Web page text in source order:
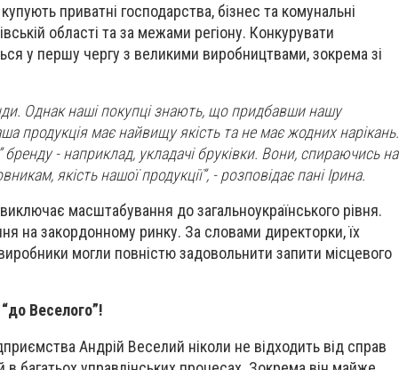
приватні господарства, бізнес та комунальні
області та за межами регіону. Конкурувати
у першу чергу з великими виробництвами, зокрема зі
Однак наші покупці знають, що придбавши нашу
продукція має найвищу якість та не має жодних нарікань.
бренду - наприклад, укладачі бруківки. Вони, спираючись на
якість нашої продукції”, - розповідає пані Ірина.
масштабування до загальноукраїнського рівня.
на закордонному ринку. За словами директорки, їх
могли повністю задовольнити запити місцевого
Веселого”!
Андрій Веселий ніколи не відходить від справ